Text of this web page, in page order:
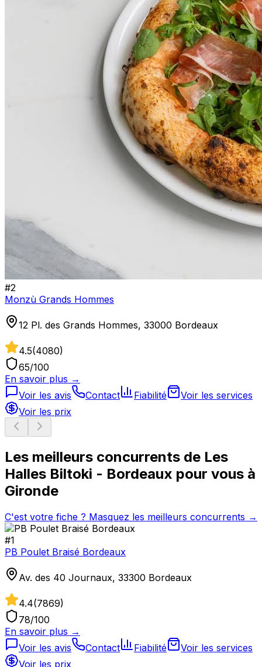
#2
Monzù Grands Hommes
12 Pl. des Grands Hommes, 33000 Bordeaux
4.5(4080)
65/100
En savoir plus →
Voir les avis
Contact Fiabilité
Voir les services
Voir les prix
Les meilleurs concurrents de Les
Halles Biltoki - Bordeaux pour vous à
Gironde
C'est votre fiche ? Masquez les meilleurs concurrents →
#1
PB Poulet Braisé Bordeaux
Av. des 40 Journaux, 33300 Bordeaux
4.4(7869)
78/100
En savoir plus →
Voir les avis
Contact Fiabilité
Voir les services
Voir les prix